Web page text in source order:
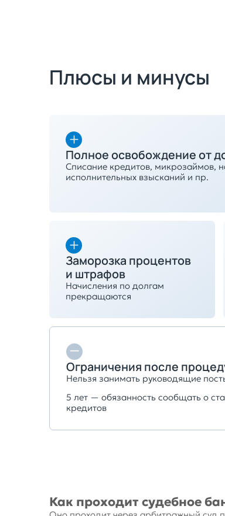
Плюсы и минусы
Полное освобождение от
Списание кредитов, микрозаймов,
исполнительных взысканий и пр.
Заморозка процентов
и штрафов
Начисления по долгам
прекращаются
Ограничения после
Нельзя занимать руководящие
5 лет — обязанность сообщать о
кредитов
Как проходит судебное